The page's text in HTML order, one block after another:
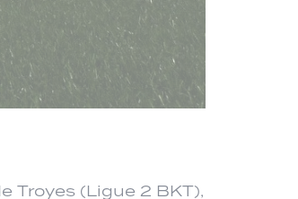
Troyes (Ligue 2 BKT),